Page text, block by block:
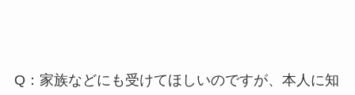
Q：家族などにも受けてほしいのですが、本人に知